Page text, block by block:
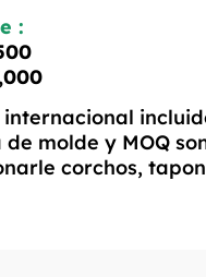
:
molde y MOQ
corchos,